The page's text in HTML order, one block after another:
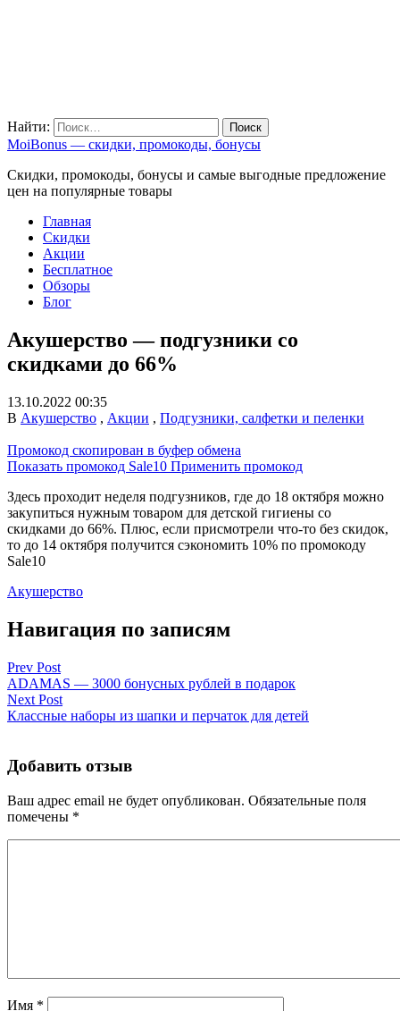
Найти:
MoiBonus — скидки, промокоды, бонусы
Скидки, промокоды, бонусы и самые выгодные предложение
цен на популярные товары
Главная
Скидки
Акции
Бесплатное
Обзоры
Блог
Акушерство — подгузники со
скидками до 66%
13.10.2022 00:35
В Акушерство , Акции , Подгузники, салфетки и пеленки
Промокод скопирован в буфер обмена
Показать промокод Sale10 Применить промокод
Здесь проходит неделя подгузников, где до 18 октября можно
закупиться нужным товаром для детской гигиены со
скидками до 66%. Плюс, если присмотрели что-то без скидок,
то до 14 октября получится сэкономить 10% по промокоду
Sale10
Акушерство
Навигация по записям
Prev Post
ADAMAS — 3000 бонусных рублей в подарок
Next Post
Классные наборы из шапки и перчаток для детей
Добавить отзыв
Ваш адрес email не будет опубликован. Обязательные поля
помечены *
Имя *